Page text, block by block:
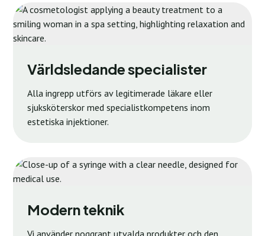
Världsledande specialister
Alla ingrepp utförs av legitimerade läkare eller
sjuksköterskor med specialistkompetens inom
estetiska injektioner.
Modern teknik
Vi använder noggrant utvalda produkter och den